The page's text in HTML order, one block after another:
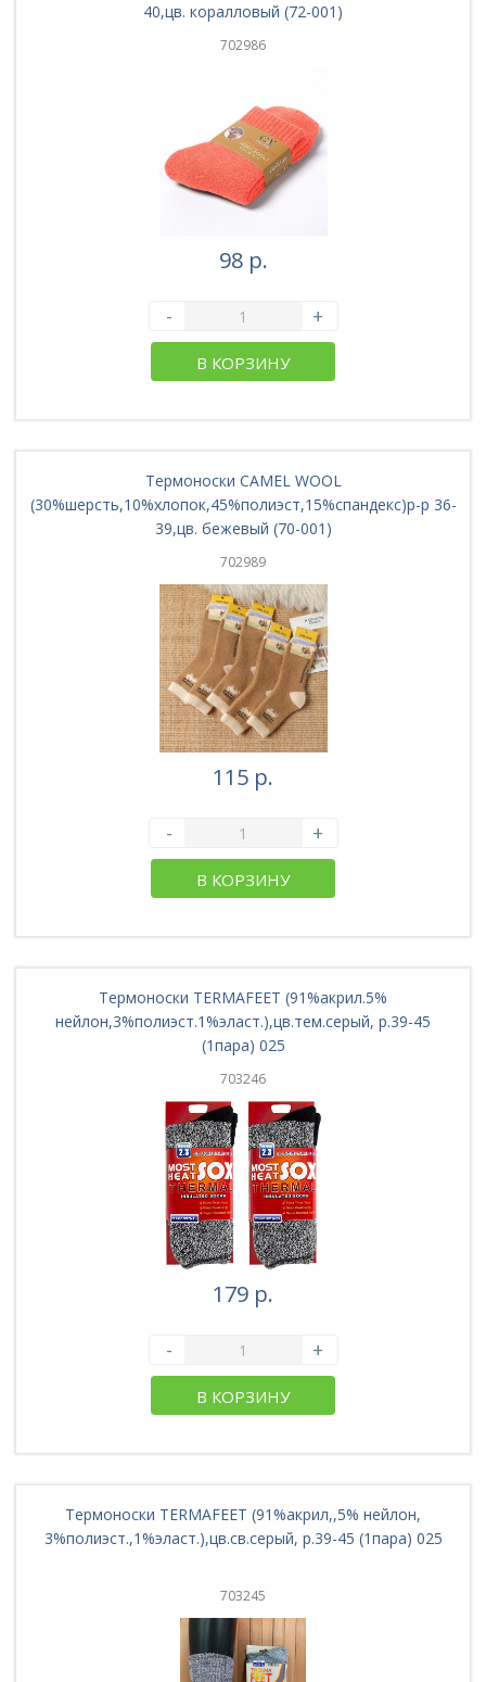
40,цв. коралловый (72-001)
702986
98 р.
- +
В КОРЗИНУ
Термоноски CAMEL WOOL
(30%шерсть,10%хлопок,45%полиэст,15%спандекс)р-р 36-
39,цв. бежевый (70-001)
702989
115 р.
- +
В КОРЗИНУ
Термоноски TERMAFEET (91%акрил.5%
нейлон,3%полиэст.1%эласт.),цв.тем.серый, р.39-45
(1пара) 025
703246
179 р.
- +
В КОРЗИНУ
Термоноски TERMAFEET (91%акрил,,5% нейлон,
3%полиэст.,1%эласт.),цв.св.серый, р.39-45 (1пара) 025
703245